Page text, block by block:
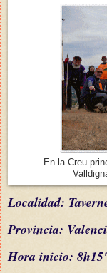
En la Creu
Localidad:
Provincia:
Hora inicio: 8h15'